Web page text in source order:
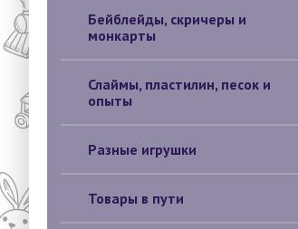
Бейблейды, скричеры и
монкарты
Слаймы, пластилин, песок и
опыты
Разные игрушки
Товары в пути